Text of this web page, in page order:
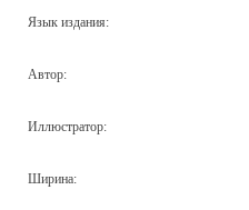
Язык издания:
Автор:
Иллюстратор:
Ширина: